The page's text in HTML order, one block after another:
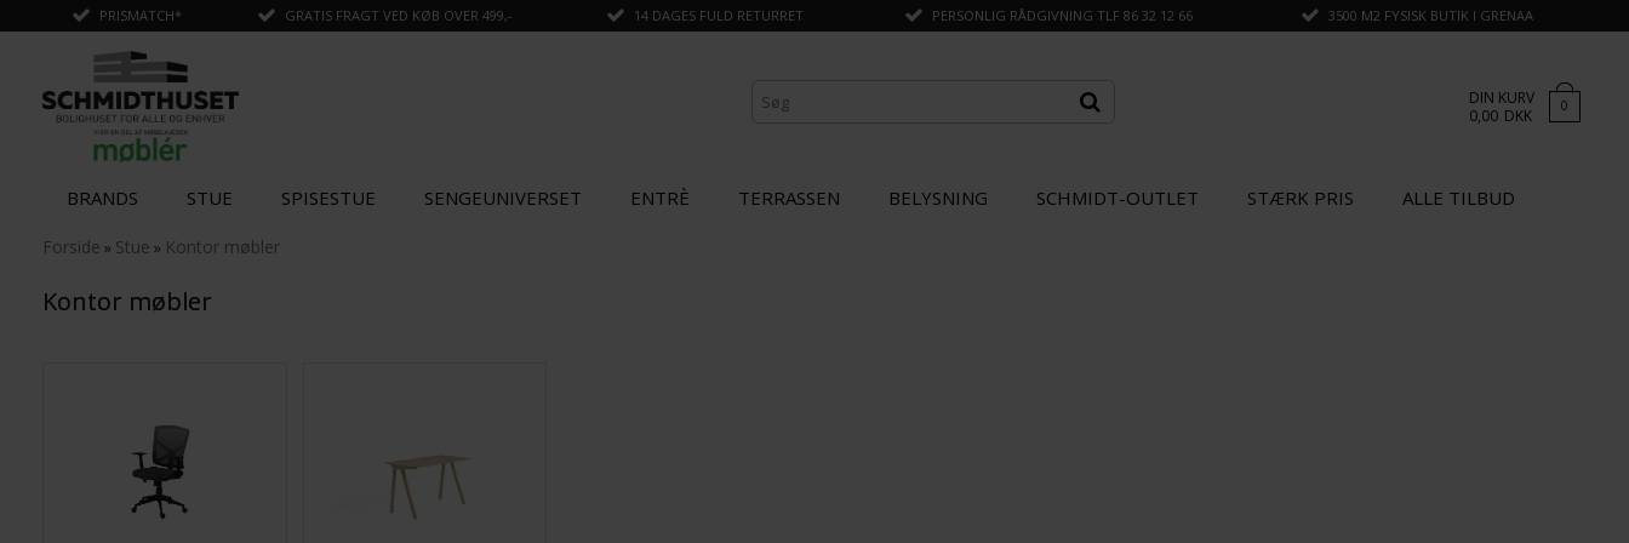
PRISMATCH* GRATIS FRAGT VED KØB OVER 499,- 14 DAGES FULD RETURRET PERSONLIG RÅDGIVNING TLF 86 32 12 66 3500 M2 FYSISK BUTIK I GRENAA
DIN KURV
0,00 DKK 0
BRANDS STUE SPISESTUE SENGEUNIVERSET ENTRÈ TERRASSEN BELYSNING SCHMIDT-OUTLET STÆRK PRIS ALLE TILBUD
Forside » Stue » Kontor møbler
Kontor møbler